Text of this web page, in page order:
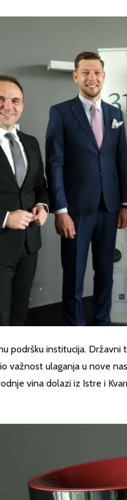
podršku institucija.
važnost ulaganja u nove
vina dolazi iz Istre i